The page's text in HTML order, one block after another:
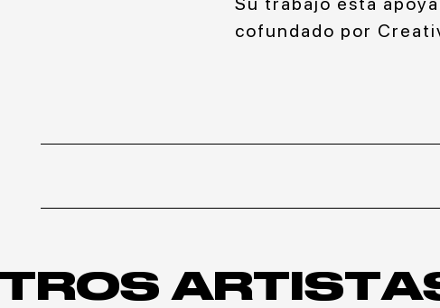
cofundado por